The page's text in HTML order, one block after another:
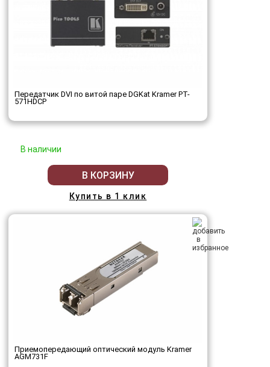
Передатчик DVI по витой паре DGKat Kramer PT-
571HDCP
В наличии
В КОРЗИНУ
Купить в 1 клик
Приемопередающий оптический модуль Kramer
AGM731F